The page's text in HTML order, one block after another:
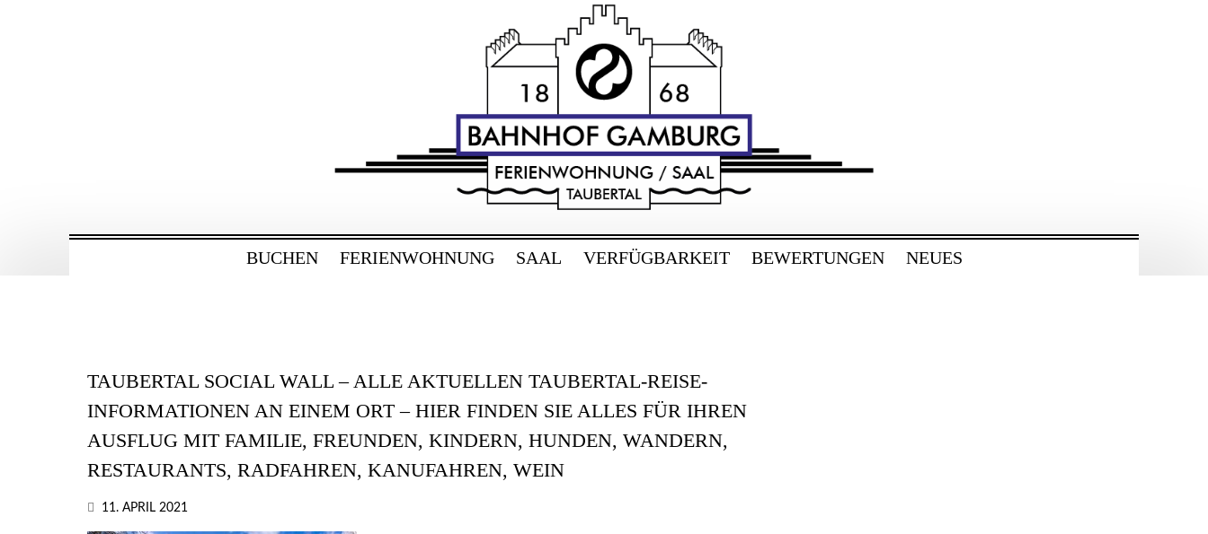
BUCHEN FERIENWOHNUNG SAAL VERFÜGBARKEIT BEWERTUNGEN NEUES
TAUBERTAL SOCIAL WALL – ALLE AKTUELLEN TAUBERTAL-REISE-
INFORMATIONEN AN EINEM ORT – HIER FINDEN SIE ALLES FÜR IHREN
AUSFLUG MIT FAMILIE, FREUNDEN, KINDERN, HUNDEN, WANDERN,
RESTAURANTS, RADFAHREN, KANUFAHREN, WEIN
11. APRIL 2021